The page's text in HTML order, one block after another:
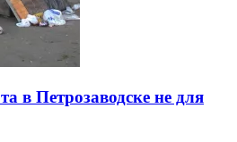
в Петрозаводске не для